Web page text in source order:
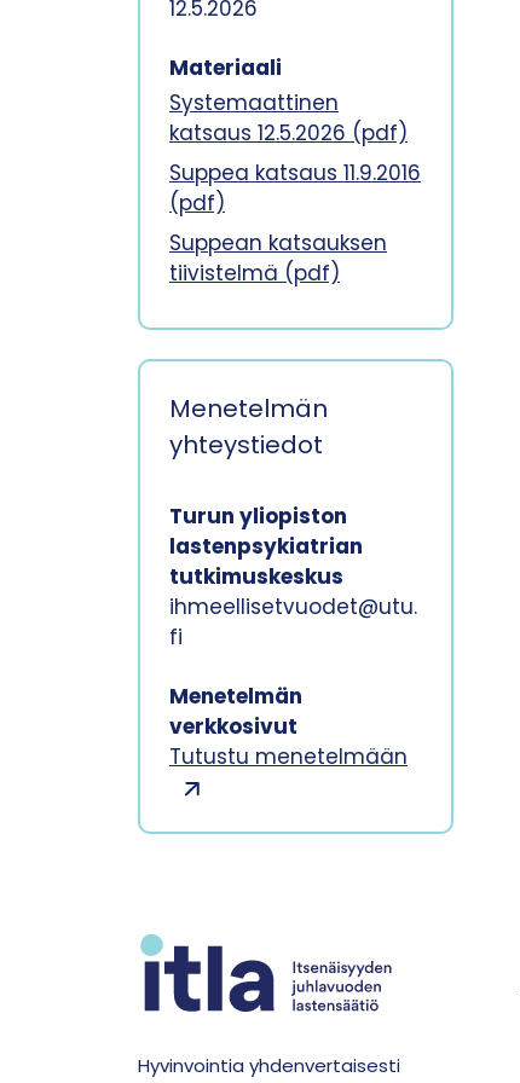
12.5.2026
Materiaali
Systemaattinen
katsaus 12.5.2026 (pdf)
Suppea katsaus 11.9.2016
(pdf)
Suppean katsauksen
tiivistelmä (pdf)
Menetelmän
yhteystiedot
Turun yliopiston
lastenpsykiatrian
tutkimuskeskus
ihmeellisetvuodet@utu.
fi
Menetelmän
verkkosivut
Tutustu menetelmään
Hyvinvointia yhdenvertaisesti